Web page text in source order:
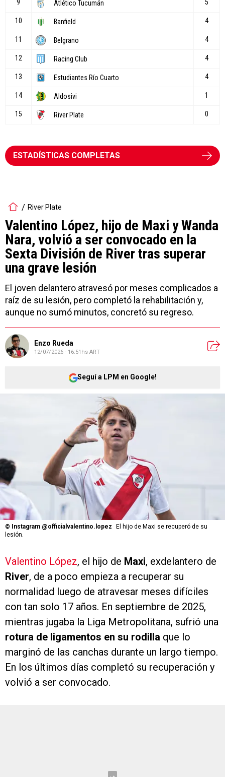
ESTADÍSTICAS COMPLETAS
River Plate
Valentino López, hijo de Maxi y Wanda
Nara, volvió a ser convocado en la
Sexta División de River tras superar
una grave lesión
El joven delantero atravesó por meses complicados a
raíz de su lesión, pero completó la rehabilitación y,
aunque no sumó minutos, concretó su regreso.
Enzo Rueda
12/07/2026 - 16:51hs ART
Seguí a LPM en Google!
© Instagram @officialvalentino.lopez
El hijo de Maxi se recuperó de su
lesión.
Valentino López, el hijo de Maxi, exdelantero de
River, de a poco empieza a recuperar su
normalidad luego de atravesar meses difíciles
con tan solo 17 años. En septiembre de 2025,
mientras jugaba la Liga Metropolitana, sufrió una
rotura de ligamentos en su rodilla que lo
marginó de las canchas durante un largo tiempo.
En los últimos días completó su recuperación y
volvió a ser convocado.